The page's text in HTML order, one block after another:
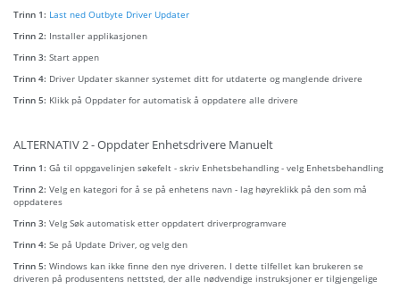
Trinn 1: Last ned Outbyte Driver Updater
Trinn 2: Installer applikasjonen
Trinn 3: Start appen
Trinn 4: Driver Updater skanner systemet ditt for utdaterte og manglende drivere
Trinn 5: Klikk på Oppdater for automatisk å oppdatere alle drivere
ALTERNATIV 2 - Oppdater Enhetsdrivere Manuelt
Trinn 1: Gå til oppgavelinjen søkefelt - skriv Enhetsbehandling - velg Enhetsbehandling
Trinn 2: Velg en kategori for å se på enhetens navn - lag høyreklikk på den som må
oppdateres
Trinn 3: Velg Søk automatisk etter oppdatert driverprogramvare
Trinn 4: Se på Update Driver, og velg den
Trinn 5: Windows kan ikke finne den nye driveren. I dette tilfellet kan brukeren se
driveren på produsentens nettsted, der alle nødvendige instruksjoner er tilgjengelige